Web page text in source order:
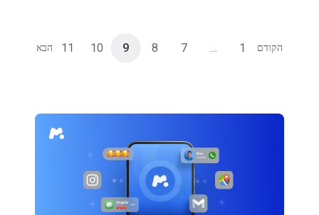
הקודם 1
…
7
8
9
10
11 הבא